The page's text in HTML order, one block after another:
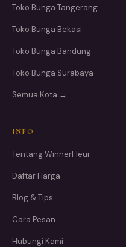
Toko Bunga Tangerang
Toko Bunga Bekasi
Toko Bunga Bandung
Toko Bunga Surabaya
Semua Kota →
INFO
Tentang WinnerFleur
Daftar Harga
Blog & Tips
Cara Pesan
Hubungi Kami